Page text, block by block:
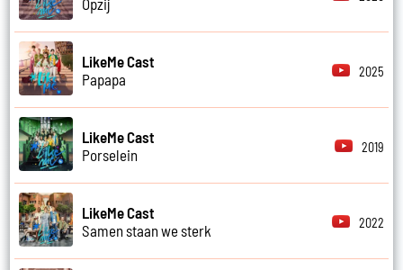
LikeMe Cast
Papapa
2025
LikeMe Cast
Porselein
2019
LikeMe Cast
Samen staan we sterk
2022